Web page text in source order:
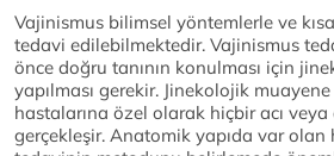
Vajinismus bilimsel yöntemlerle ve
tedavi edilebilmektedir. Vajinismus
önce doğru tanının konulması için
yapılması gerekir. Jinekolojik
hastalarına özel olarak hiçbir acı veya
gerçekleşir. Anatomik yapıda var